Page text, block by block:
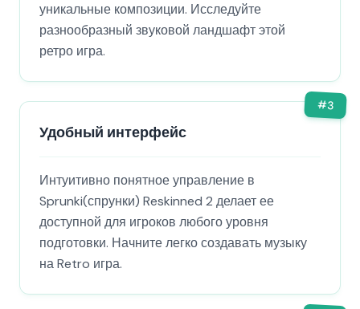
уникальные композиции. Исследуйте
разнообразный звуковой ландшафт этой
ретро игра.
#3
Удобный интерфейс
Интуитивно понятное управление в
Sprunki(спрунки) Reskinned 2 делает ее
доступной для игроков любого уровня
подготовки. Начните легко создавать музыку
на Retro игра.